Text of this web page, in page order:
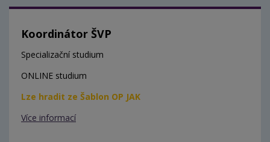
Koordinátor ŠVP
Specializační studium
ONLINE studium
Lze hradit ze Šablon OP JAK
Více informací